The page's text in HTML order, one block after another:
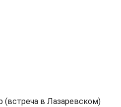
(встреча в Лазаревском)